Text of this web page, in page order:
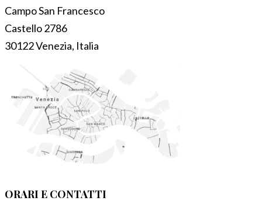
Campo San Francesco
Castello 2786
30122 Venezia, Italia
ORARI E CONTATTI